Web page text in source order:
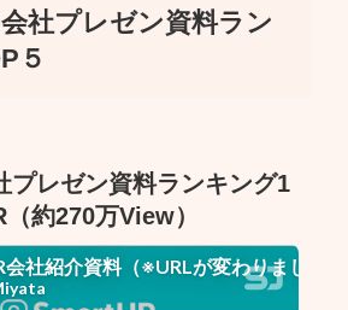
社プレゼン資料ラン
５
プレゼン資料ランキング1
約270万View）